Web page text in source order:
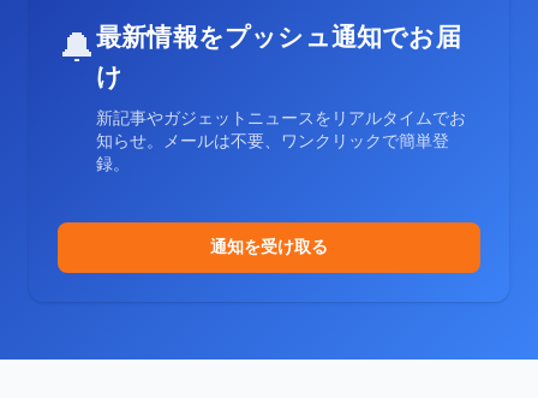
🔔最新情報をプッシュ通知でお届
け
新記事やガジェットニュースをリアルタイムでお
知らせ。メールは不要、ワンクリックで簡単登
録。
通知を受け取る